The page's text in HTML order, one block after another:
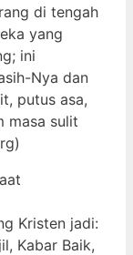
di tengah
yang
ini
Nya dan
putus asa,
masa sulit
Kristen jadi:
Kabar Baik,